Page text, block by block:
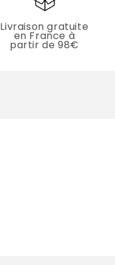
Livraison gratuite
en France à
partir de 98€